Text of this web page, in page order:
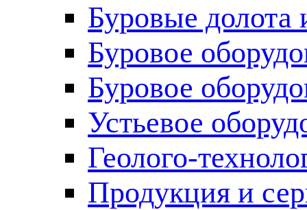
Буровые долота
Буровое
Буровое
Устьевое
Геолого-
Продукция и